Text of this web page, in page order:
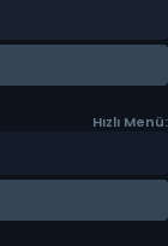
Hızlı Menü: